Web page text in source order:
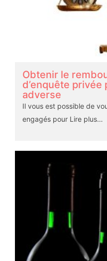
Obtenir le
d’enquête privée
adverse
Il vous est possible de
engagés pour Lire plus…